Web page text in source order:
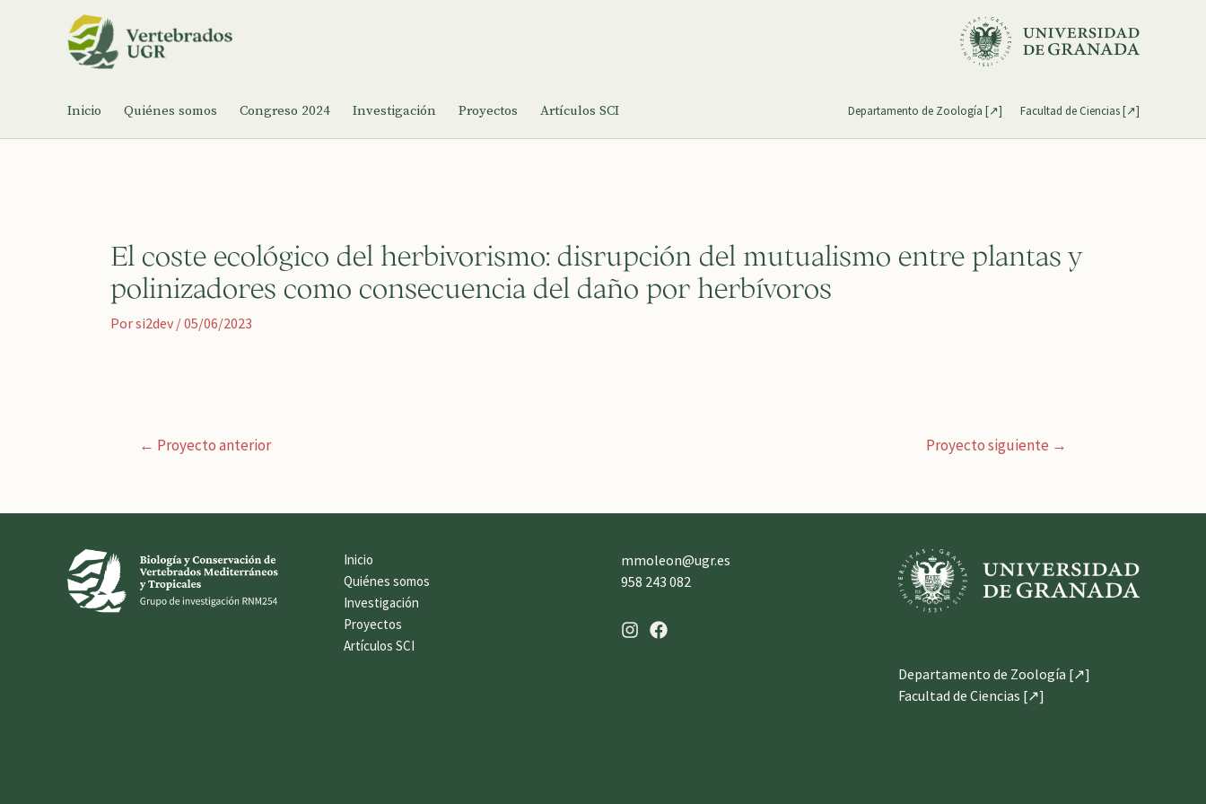
Inicio Quiénes somos Congreso 2024 Investigación Proyectos Artículos SCI Departamento de Zoología [↗] Facultad de Ciencias [↗]
El coste ecológico del herbivorismo: disrupción del mutualismo entre plantas y
polinizadores como consecuencia del daño por herbívoros
Porsi2dev /05/06/2023
Navegación
← Proyecto anterior Proyecto siguiente →
Inicio
Quiénes somos
Investigación
Proyectos
Artículos SCI
mmoleon@ugr.es
958 243 082
Departamento de Zoología [↗]
Facultad de Ciencias [↗]